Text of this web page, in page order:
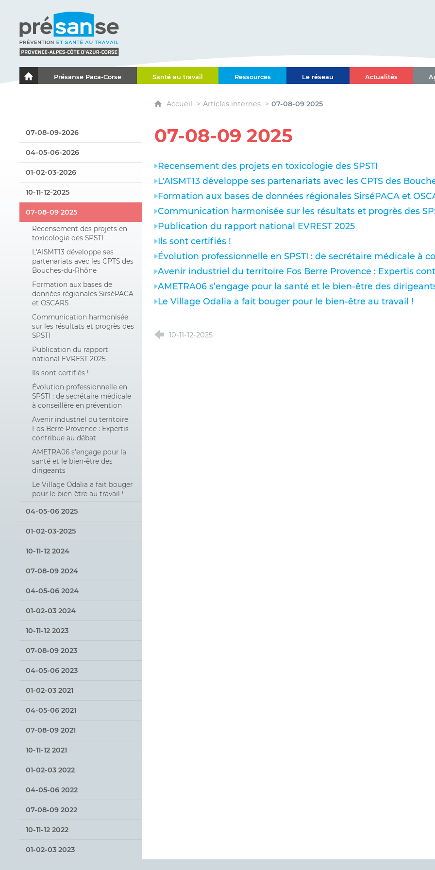
Le portail de l'Association des Services de Santé au Travail Paca-Corse
Présanse Paca-Corse Santé au travail Ressources Le réseau Actualités
07-08-09-2026
04-05-06-2026
01-02-03-2026
10-11-12-2025
07-08-09 2025
Recensement des projets en
toxicologie des SPSTI
L'AISMT13 développe ses
partenariats avec les CPTS des
Bouches-du-Rhône
Formation aux bases de
données régionales SirséPACA
et OSCARS
Communication harmonisée
sur les résultats et progrès des
SPSTI
Publication du rapport
national EVREST 2025
Ils sont certifiés !
Évolution professionnelle en
SPSTI : de secrétaire médicale
à conseillère en prévention
Avenir industriel du territoire
Fos Berre Provence : Expertis
contribue au débat
AMETRA06 s’engage pour la
santé et le bien-être des
dirigeants
Le Village Odalia a fait bouger
pour le bien-être au travail !
04-05-06 2025
01-02-03-2025
10-11-12 2024
07-08-09 2024
04-05-06 2024
01-02-03 2024
10-11-12 2023
07-08-09 2023
04-05-06 2023
01-02-03 2021
04-05-06 2021
07-08-09 2021
10-11-12 2021
01-02-03 2022
04-05-06 2022
07-08-09 2022
10-11-12 2022
01-02-03 2023
Accueil Articles internes 07-08-09 2025
07-08-09 2025
Recensement des projets en toxicologie des SPSTI
L'AISMT13 développe ses partenariats avec les CPTS des
Formation aux bases de données régionales SirséPACA et
Communication harmonisée sur les résultats et progrès des
Publication du rapport national EVREST 2025
Ils sont certifiés !
Évolution professionnelle en SPSTI : de secrétaire médicale à
Avenir industriel du territoire Fos Berre Provence : Expertis
AMETRA06 s’engage pour la santé et le bien-être des
Le Village Odalia a fait bouger pour le bien-être au travail !
10-11-12-2025